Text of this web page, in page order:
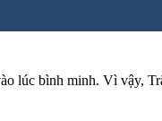
lúc bình minh. Vì vậy,